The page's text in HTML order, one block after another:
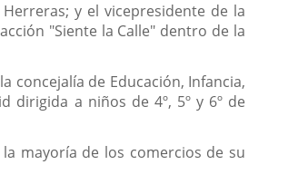
Herreras; y el vicepresidente de la
"Siente la Calle" dentro de la
concejalía de Educación, Infancia,
dirigida a niños de 4º, 5º y 6º de
mayoría de los comercios de su